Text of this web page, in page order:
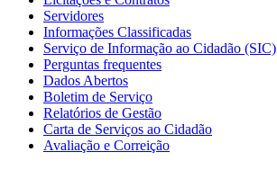
Servidores
Informações Classificadas
Serviço de Informação ao Cidadão (SIC)
Perguntas frequentes
Dados Abertos
Boletim de Serviço
Relatórios de Gestão
Carta de Serviços ao Cidadão
Avaliação e Correição